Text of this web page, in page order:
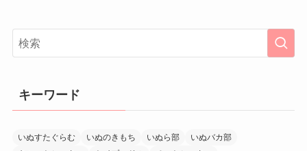
キーワード
いぬすたぐらむ いぬのきもち いぬら部
いぬバカ部